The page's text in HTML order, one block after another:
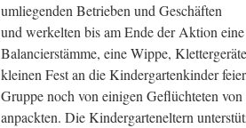
umliegenden Betrieben und Geschäften
und werkelten bis am Ende der Aktion
Balancierstämme, eine Wippe,
kleinen Fest an die Kindergartenkinder
Gruppe noch von einigen Geflüchteten
anpackten. Die Kindergarteneltern